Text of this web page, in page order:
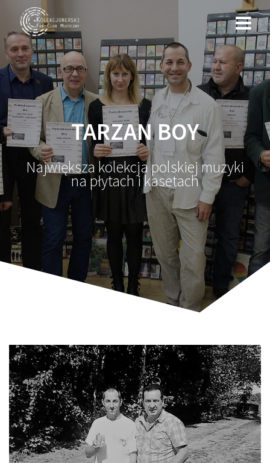
TARZAN BOY
Największa kolekcja polskiej muzyki
na płytach i kasetach